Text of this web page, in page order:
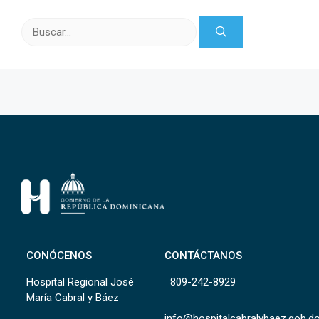
CONÓCENOS
Hospital Regional José
María Cabral y Báez
CONTÁCTANOS
809-242-8929